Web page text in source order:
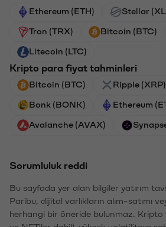
Ethereum (ETH) Stellar
Tron (TRX) Bitcoin (BTC)
Litecoin (LTC)
Kripto para fiyat tahminleri
Bitcoin (BTC) Ripple (XRP)
Bonk (BONK) Ethereum
Avalanche (AVAX)
Sorumluluk reddi
Bu sayfada yer alan bilgiler yatırım
Paribu, dijital varlıkların alım-satımı
herhangi bir öneride bulunmaz. Kripto